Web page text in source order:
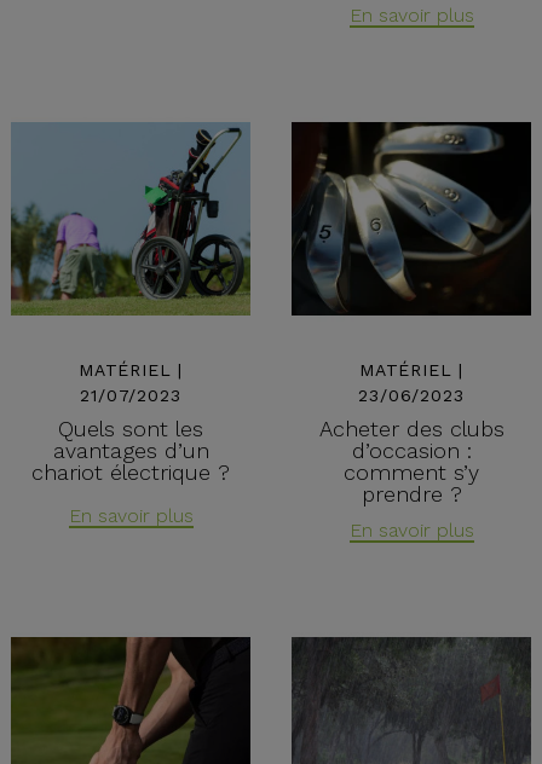
En savoir plus
MATÉRIEL |
21/07/2023
Quels sont les
avantages d’un
chariot électrique ?
En savoir plus
MATÉRIEL |
23/06/2023
Acheter des clubs
d’occasion :
comment s’y
prendre ?
En savoir plus